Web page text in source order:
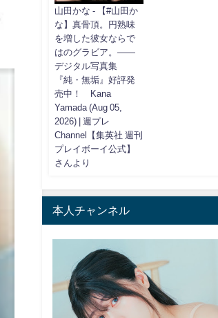
山田かな - 【#山田か
な】真骨頂。円熟味
を増した彼女ならで
はのグラビア。――
デジタル写真集
『純・無垢』好評発
売中！ Kana
Yamada (Aug 05,
2026) | 週プレ
Channel【集英社 週刊
プレイボーイ公式】
さんより
本人チャンネル